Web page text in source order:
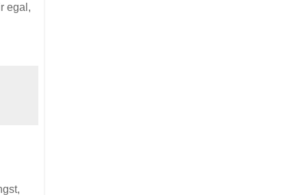
egal,